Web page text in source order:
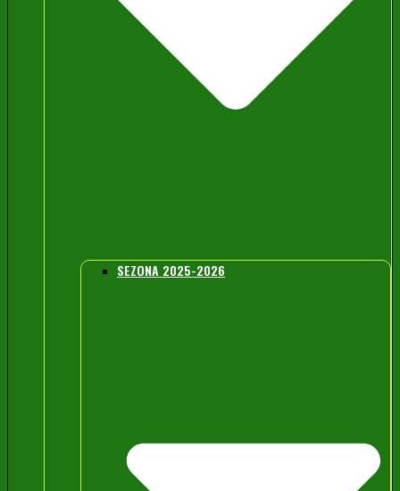
SEZONA 2025-2026